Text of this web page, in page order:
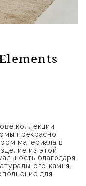
коллекции
прекрасно
материала в
из этой
благодаря
камня.
для